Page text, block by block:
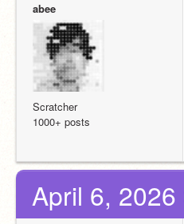
abee
Scratcher
1000+ posts
April 6,